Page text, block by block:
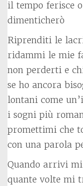
il tempo ferisce
dimenticherò
Riprenditi le
ridammi le mie
non perderti e
se ho ancora
lontani come
i sogni più
promettimi che
con una parola
Quando arrivi
quante volte mi